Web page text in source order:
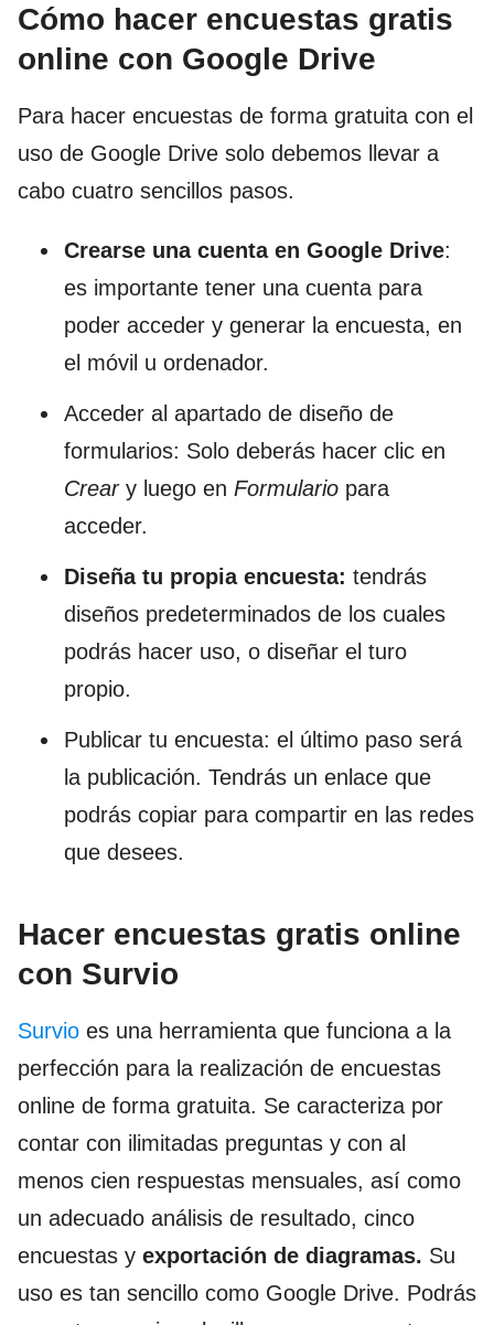
Cómo hacer encuestas gratis
online con Google Drive
Para hacer encuestas de forma gratuita con el
uso de Google Drive solo debemos llevar a
cabo cuatro sencillos pasos.
Crearse una cuenta en Google Drive:
es importante tener una cuenta para
poder acceder y generar la encuesta, en
el móvil u ordenador.
Acceder al apartado de diseño de
formularios: Solo deberás hacer clic en
Crear y luego en Formulario para
acceder.
Diseña tu propia encuesta: tendrás
diseños predeterminados de los cuales
podrás hacer uso, o diseñar el turo
propio.
Publicar tu encuesta: el último paso será
la publicación. Tendrás un enlace que
podrás copiar para compartir en las redes
que desees.
Hacer encuestas gratis online
con Survio
Survio es una herramienta que funciona a la
perfección para la realización de encuestas
online de forma gratuita. Se caracteriza por
contar con ilimitadas preguntas y con al
menos cien respuestas mensuales, así como
un adecuado análisis de resultado, cinco
encuestas y exportación de diagramas. Su
uso es tan sencillo como Google Drive. Podrás